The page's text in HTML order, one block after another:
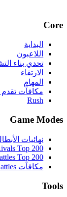
Core
البداية
اللاعبون
تحدي بناء
الارتقاء
المهام
مكافآت
Rush
Game Modes
نهائيات
Top 200
Top 200
مكافآت Squad Battles
Tools